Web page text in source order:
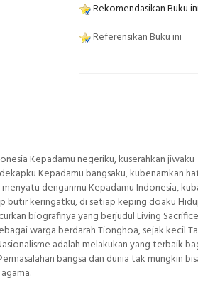
Rekomendasikan Buku
Referensikan Buku ini
Kepadamu negeriku, kuserahkan
Kepadamu bangsaku, kubenamkan
denganmu Kepadamu Indonesia,
butir keringatku, di setiap keping doaku
biografinya yang berjudul Living
warga berdarah Tionghoa, sejak kecil
adalah melakukan yang terbaik
bangsa dan dunia tak